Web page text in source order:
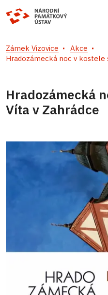
Zámek Vizovice
Akce
Hradozámecká noc v kostele
Hradozámecká
Víta v Zahrádce